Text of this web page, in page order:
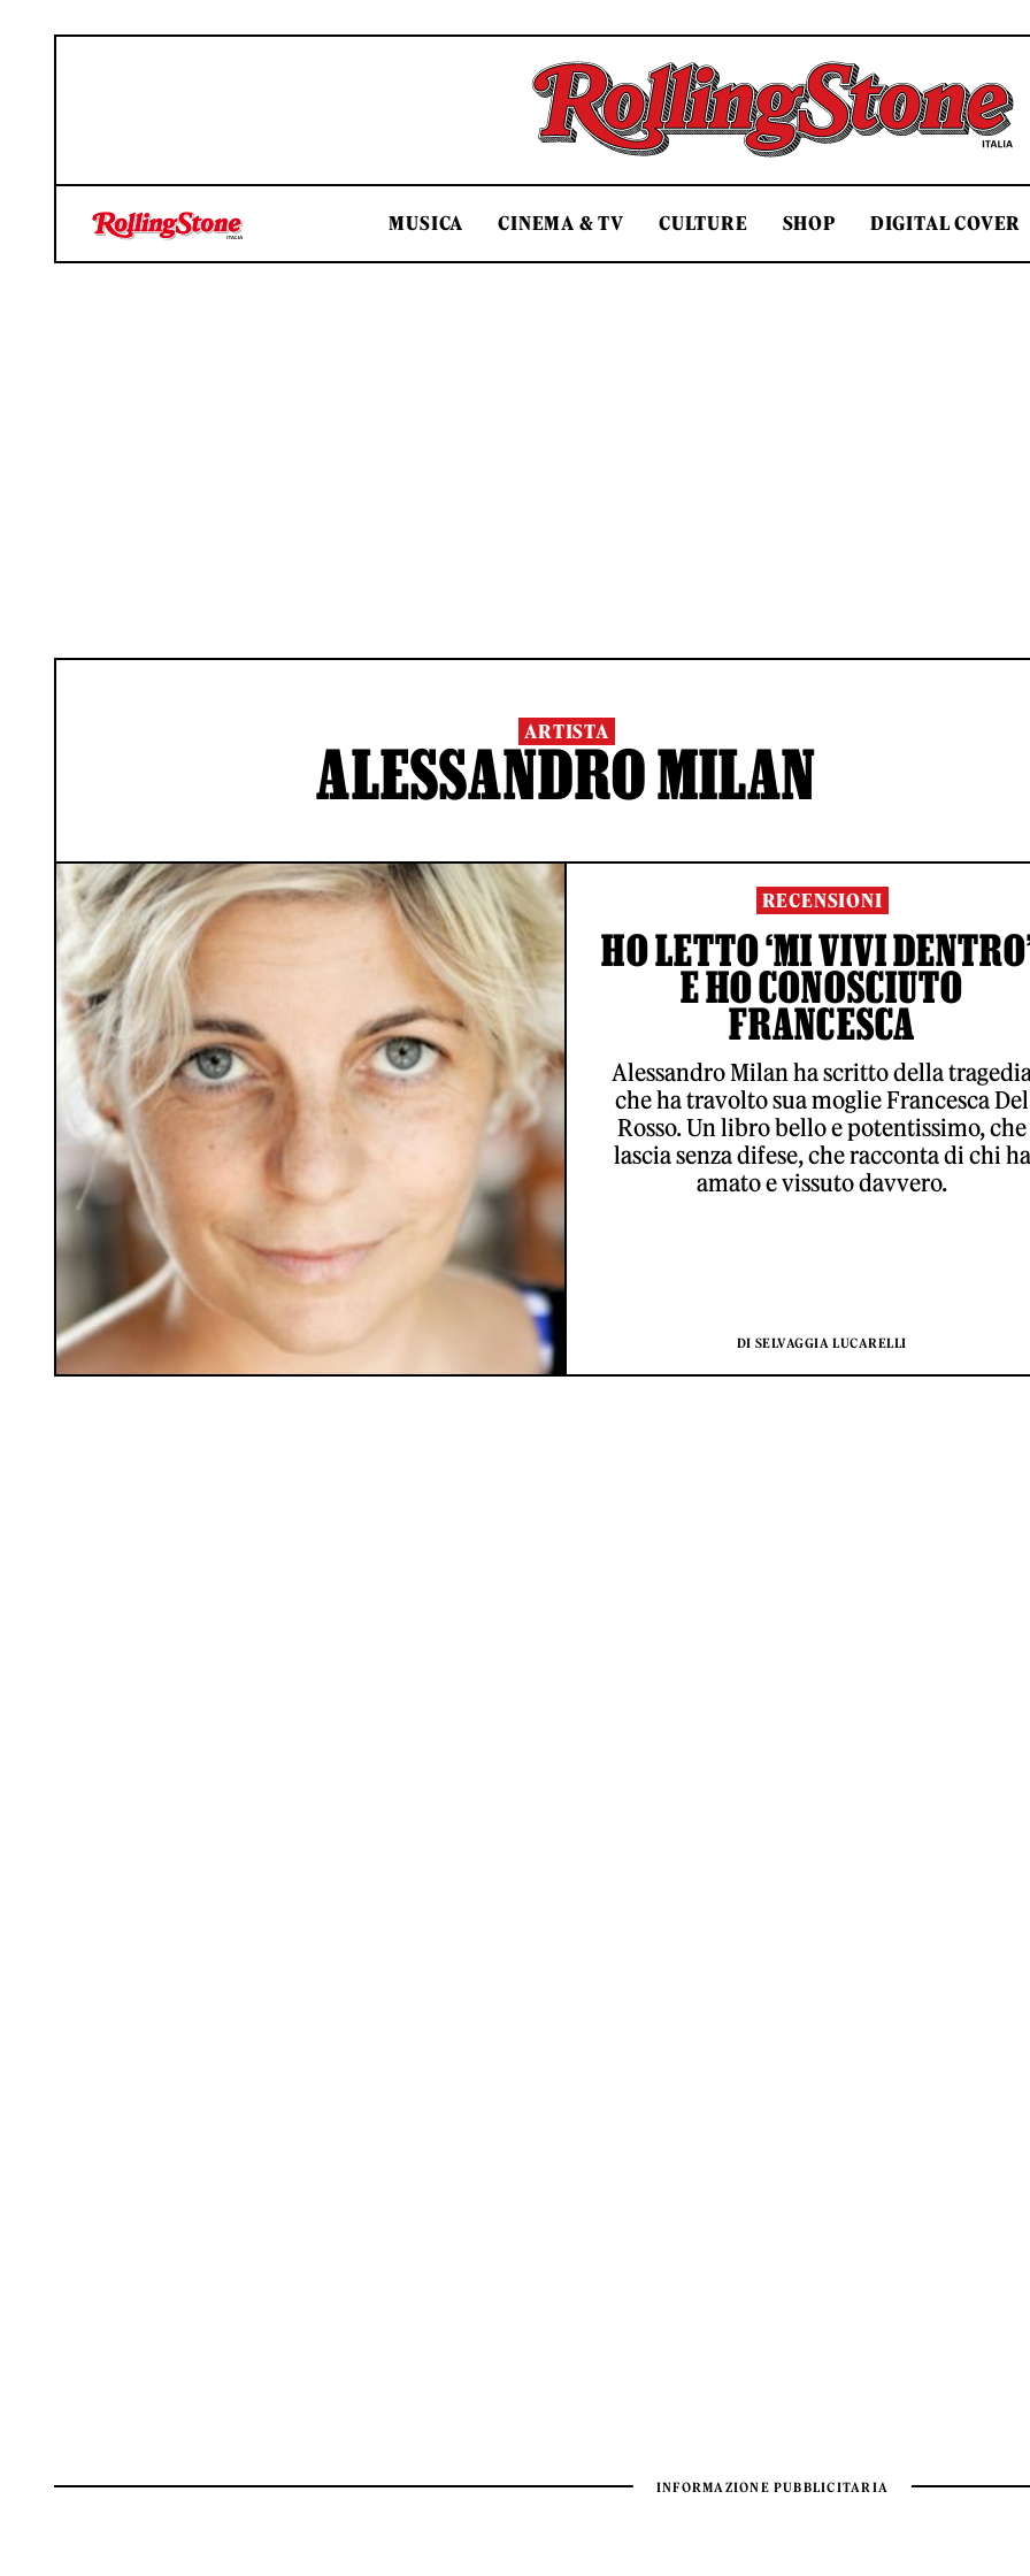
Rolling Stone Italia
MUSICA CINEMA & TV CULTURE SHOP DIGITAL COVER
ARTISTA
ALESSANDRO MILAN
RECENSIONI
HO LETTO ‘MI VIVI
E HO CONOSCIUTO
FRANCESCA
Alessandro Milan ha scritto della
che ha travolto sua moglie Francesca Del
Rosso. Un libro bello e potentissimo, che
lascia senza difese, che racconta di chi ha
amato e vissuto davvero.
DI SELVAGGIA LUCARELLI